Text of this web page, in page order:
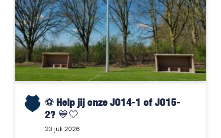
⚽️ Help jij onze JO14-1 of JO15-
2? 💙🤍
23 juli 2026